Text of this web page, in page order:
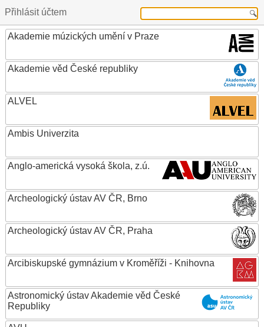
Přihlásit účtem
Akademie múzických umění v Praze
Akademie věd České republiky
ALVEL
Ambis Univerzita
Anglo-americká vysoká škola, z.ú.
Archeologický ústav AV ČR, Brno
Archeologický ústav AV ČR, Praha
Arcibiskupské gymnázium v Kroměříži - Knihovna
Astronomický ústav Akademie věd České
Republiky